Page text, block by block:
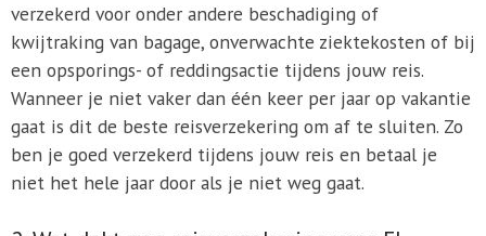
verzekerd voor onder andere beschadiging of
kwijtraking van bagage, onverwachte ziektekosten of bij
een opsporings- of reddingsactie tijdens jouw reis.
Wanneer je niet vaker dan één keer per jaar op vakantie
gaat is dit de beste reisverzekering om af te sluiten. Zo
ben je goed verzekerd tijdens jouw reis en betaal je
niet het hele jaar door als je niet weg gaat.